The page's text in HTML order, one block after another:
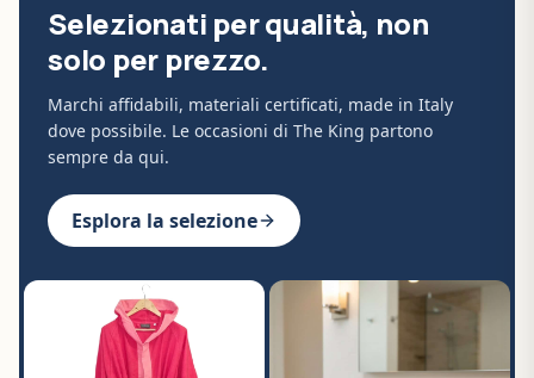
Selezionati per qualità, non
solo per prezzo.
Marchi affidabili, materiali certificati, made in Italy
dove possibile. Le occasioni di The King partono
sempre da qui.
Esplora la selezione